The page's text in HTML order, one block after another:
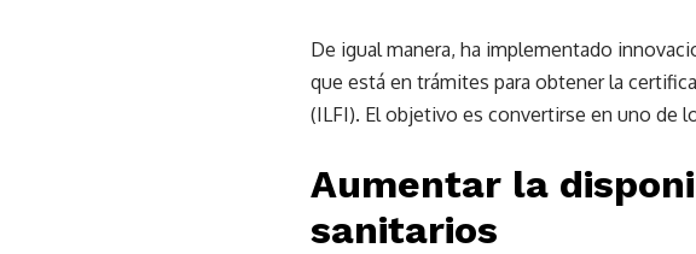
De igual manera, ha implementado
que está en trámites para obtener la
(ILFI). El objetivo es convertirse en uno de
Aumentar la
sanitarios